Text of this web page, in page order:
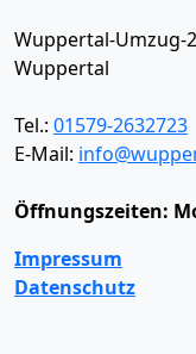
Wuppertal-Umzug-
Wuppertal
Tel.: 01579-2632723
E-Mail:
Öffnungszeiten:
Impressum
Datenschutz